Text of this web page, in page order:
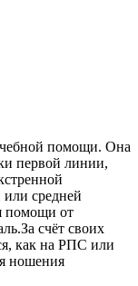
помощи. Она
первой линии,
средней
помощи от
счёт своих
как на РПС или
ношения